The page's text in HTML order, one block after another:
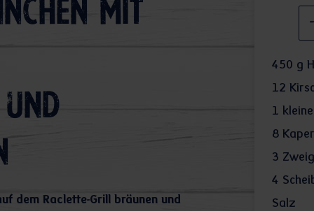
mit
dem Raclette-Grill bräunen und
450 g
12
1
8
3
4
Salz